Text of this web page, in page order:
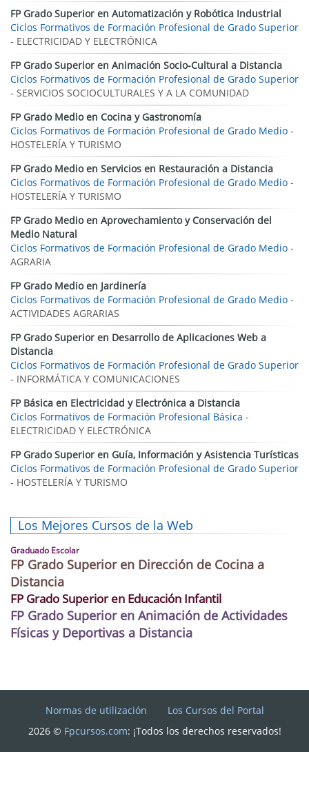
FP Grado Superior en Automatización y Robótica Industrial
Ciclos Formativos de Formación Profesional de Grado Superior
- ELECTRICIDAD Y ELECTRÓNICA
FP Grado Superior en Animación Socio-Cultural a Distancia
Ciclos Formativos de Formación Profesional de Grado Superior
- SERVICIOS SOCIOCULTURALES Y A LA COMUNIDAD
FP Grado Medio en Cocina y Gastronomía
Ciclos Formativos de Formación Profesional de Grado Medio -
HOSTELERÍA Y TURISMO
FP Grado Medio en Servicios en Restauración a Distancia
Ciclos Formativos de Formación Profesional de Grado Medio -
HOSTELERÍA Y TURISMO
FP Grado Medio en Aprovechamiento y Conservación del
Medio Natural
Ciclos Formativos de Formación Profesional de Grado Medio -
AGRARIA
FP Grado Medio en Jardinería
Ciclos Formativos de Formación Profesional de Grado Medio -
ACTIVIDADES AGRARIAS
FP Grado Superior en Desarrollo de Aplicaciones Web a
Distancia
Ciclos Formativos de Formación Profesional de Grado Superior
- INFORMÁTICA Y COMUNICACIONES
FP Básica en Electricidad y Electrónica a Distancia
Ciclos Formativos de Formación Profesional Básica -
ELECTRICIDAD Y ELECTRÓNICA
FP Grado Superior en Guía, Información y Asistencia Turísticas
Ciclos Formativos de Formación Profesional de Grado Superior
- HOSTELERÍA Y TURISMO
Los Mejores Cursos de la Web
Graduado Escolar
FP Grado Superior en Dirección de Cocina a
Distancia
FP Grado Superior en Educación Infantil
FP Grado Superior en Animación de Actividades
Físicas y Deportivas a Distancia
Normas de utilización
Los Cursos del Portal
2026 © Fpcursos.com: ¡Todos los derechos reservados!